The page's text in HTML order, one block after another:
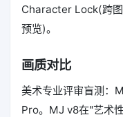
Character Lock(跨
预览)。
画质对比
美术专业评审盲测：
Pro。MJ v8在"艺术